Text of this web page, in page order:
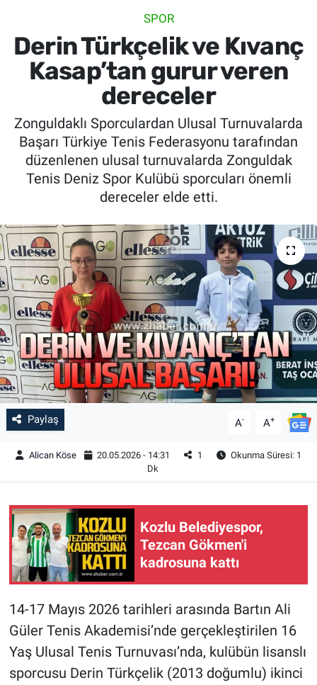
SPOR
Derin Türkçelik ve Kıvanç
Kasap’tan gurur veren
dereceler
Zonguldaklı Sporculardan Ulusal Turnuvalarda
Başarı Türkiye Tenis Federasyonu tarafından
düzenlenen ulusal turnuvalarda Zonguldak
Tenis Deniz Spor Kulübü sporcuları önemli
dereceler elde etti.
Paylaş A- A+
Alican Köse 20.05.2026 - 14:31 1
Okunma Süresi: 1
Dk
Kozlu Belediyespor,
Tezcan Gökmen'i
kadrosuna kattı
14-17 Mayıs 2026 tarihleri arasında Bartın Ali
Güler Tenis Akademisi’nde gerçekleştirilen 16
Yaş Ulusal Tenis Turnuvası’nda, kulübün lisanslı
sporcusu Derin Türkçelik (2013 doğumlu) ikinci
SPOR